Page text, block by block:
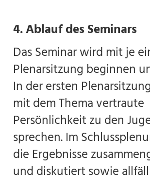
4. Ablauf des Seminars
Das Seminar wird mit je
Plenarsitzung beginnen
In der ersten
mit dem Thema vertraute
Persönlichkeit zu den
sprechen. Im
die Ergebnisse